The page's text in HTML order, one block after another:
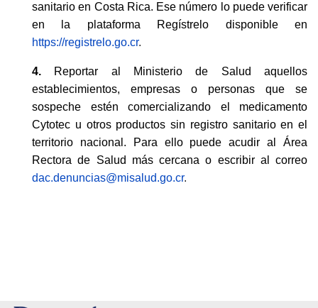
sanitario en Costa Rica. Ese número lo puede verificar
en la plataforma Regístrelo disponible en
https://registrelo.go.cr.
4. Reportar al Ministerio de Salud aquellos
establecimientos, empresas o personas que se
sospeche estén comercializando el medicamento
Cytotec u otros productos sin registro sanitario en el
territorio nacional. Para ello puede acudir al Área
Rectora de Salud más cercana o escribir al correo
dac.denuncias@misalud.go.cr.